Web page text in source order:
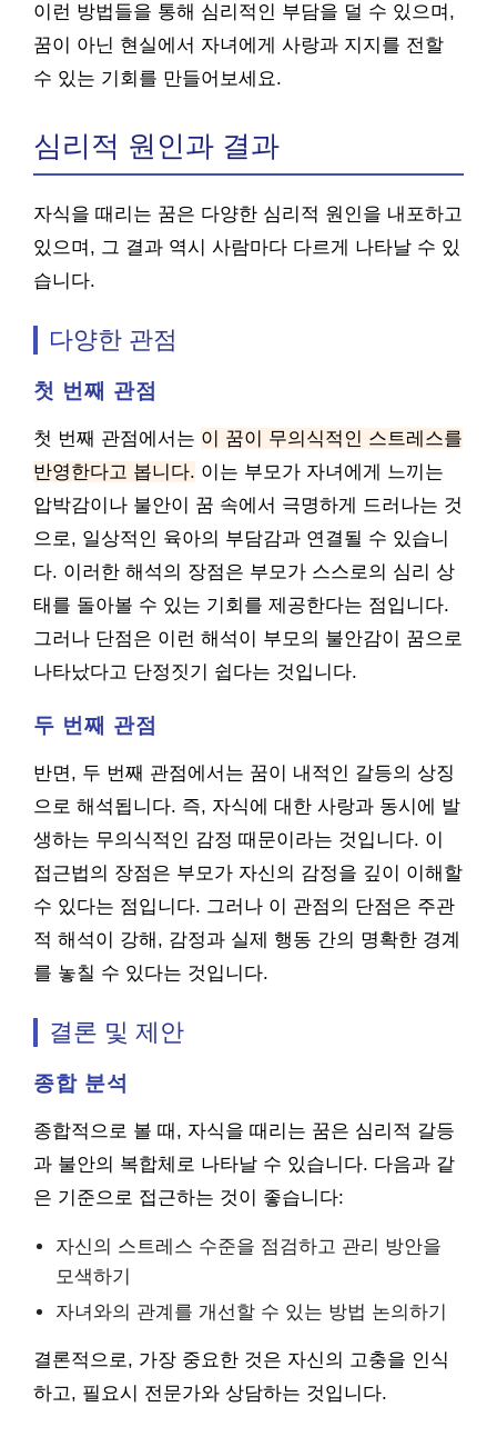
이런 방법들을 통해 심리적인 부담을 덜 수 있으며,
꿈이 아닌 현실에서 자녀에게 사랑과 지지를 전할
수 있는 기회를 만들어보세요.
심리적 원인과 결과
자식을 때리는 꿈은 다양한 심리적 원인을 내포하고
있으며, 그 결과 역시 사람마다 다르게 나타날 수 있
습니다.
다양한 관점
첫 번째 관점
첫 번째 관점에서는 이 꿈이 무의식적인 스트레스를
반영한다고 봅니다. 이는 부모가 자녀에게 느끼는
압박감이나 불안이 꿈 속에서 극명하게 드러나는 것
으로, 일상적인 육아의 부담감과 연결될 수 있습니
다. 이러한 해석의 장점은 부모가 스스로의 심리 상
태를 돌아볼 수 있는 기회를 제공한다는 점입니다.
그러나 단점은 이런 해석이 부모의 불안감이 꿈으로
나타났다고 단정짓기 쉽다는 것입니다.
두 번째 관점
반면, 두 번째 관점에서는 꿈이 내적인 갈등의 상징
으로 해석됩니다. 즉, 자식에 대한 사랑과 동시에 발
생하는 무의식적인 감정 때문이라는 것입니다. 이
접근법의 장점은 부모가 자신의 감정을 깊이 이해할
수 있다는 점입니다. 그러나 이 관점의 단점은 주관
적 해석이 강해, 감정과 실제 행동 간의 명확한 경계
를 놓칠 수 있다는 것입니다.
결론 및 제안
종합 분석
종합적으로 볼 때, 자식을 때리는 꿈은 심리적 갈등
과 불안의 복합체로 나타날 수 있습니다. 다음과 같
은 기준으로 접근하는 것이 좋습니다:
자신의 스트레스 수준을 점검하고 관리 방안을
모색하기
자녀와의 관계를 개선할 수 있는 방법 논의하기
결론적으로, 가장 중요한 것은 자신의 고충을 인식
하고, 필요시 전문가와 상담하는 것입니다.